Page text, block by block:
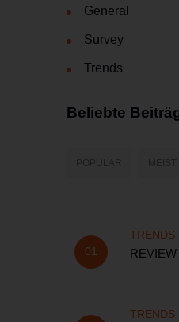
General
Survey
Trends
Beliebte
TRENDS
REVIEW
TRENDS